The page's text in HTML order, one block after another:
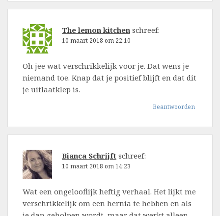
The lemon kitchen schreef:
10 maart 2018 om 22:10
Oh jee wat verschrikkelijk voor je. Dat wens je
niemand toe. Knap dat je positief blijft en dat dit
je uitlaatklep is.
Beantwoorden
Bianca Schrijft schreef:
10 maart 2018 om 14:23
Wat een ongelooflijk heftig verhaal. Het lijkt me
verschrikkelijk om een hernia te hebben en als